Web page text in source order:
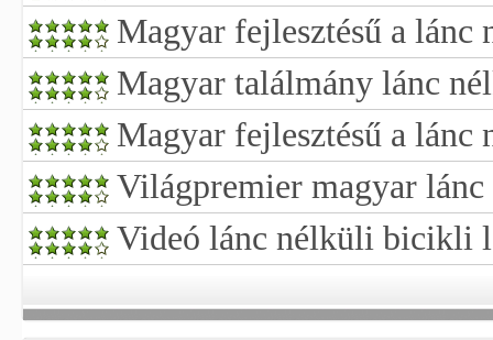
Magyar fejlesztésű a
Magyar találmány lánc
Magyar fejlesztésű a lánc
Világpremier magyar
Videó lánc nélküli bicikli